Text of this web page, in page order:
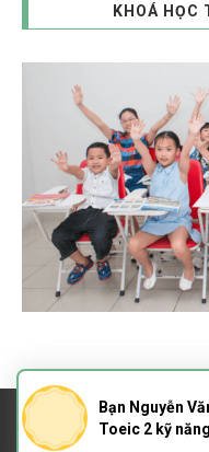
KHOÁ HỌC
Bạn Nguyễn
Toeic 2 kỹ năng